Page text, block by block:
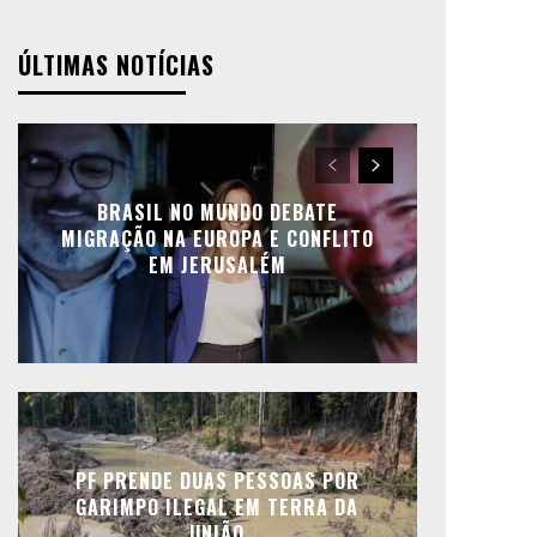
ÚLTIMAS NOTÍCIAS
BRASIL NO MUNDO DEBATE
MIGRAÇÃO NA EUROPA E CONFLITO
EM JERUSALÉM
PF PRENDE DUAS PESSOAS POR
GARIMPO ILEGAL EM TERRA DA